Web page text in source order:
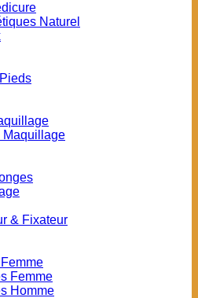
Naturel
Maquillage
& Fixateur
Femme
Homme